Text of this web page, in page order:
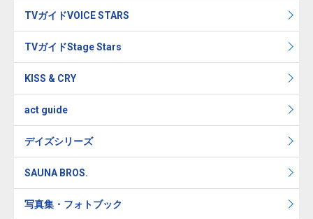
TVガイドVOICE STARS
TVガイドStage Stars
KISS & CRY
act guide
デイズシリーズ
SAUNA BROS.
写真集・フォトブック